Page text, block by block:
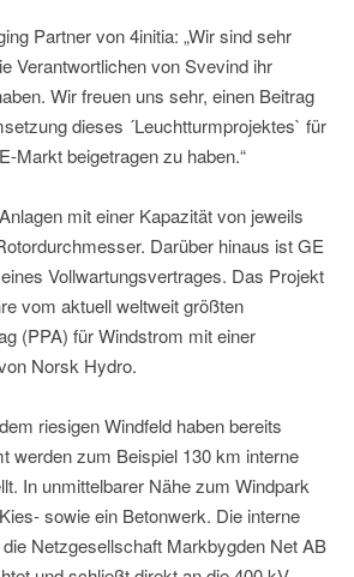
Partner von 4initia: „Wir sind sehr
Verantwortlichen von Svevind ihr
Wir freuen uns sehr, einen Beitrag
dieses ´Leuchtturmprojektes` für
Markt beigetragen zu haben.“
mit einer Kapazität von jeweils
Darüber hinaus ist GE
Vollwartungsvertrages. Das Projekt
vom aktuell weltweit größten
(PPA) für Windstrom mit einer
Norsk Hydro.
riesigen Windfeld haben bereits
werden zum Beispiel 130 km interne
In unmittelbarer Nähe zum Windpark
sowie ein Betonwerk. Die interne
Netzgesellschaft Markbygden Net AB